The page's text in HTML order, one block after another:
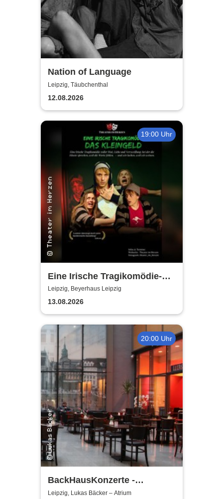
Nation of Language
Leipzig, Täubchenthal
12.08.2026
19:00 Uhr
Eine Irische Tragikomödie-
Das Kleingeld | Getreu dem
Motto: Wir lachen, weil wir
weinen
Leipzig, Beyerhaus Leipzig
13.08.2026
20:00 Uhr
BackHausKonzerte -
Kammermusik mit der
Leipzig, Lukas Bäcker – Atrium